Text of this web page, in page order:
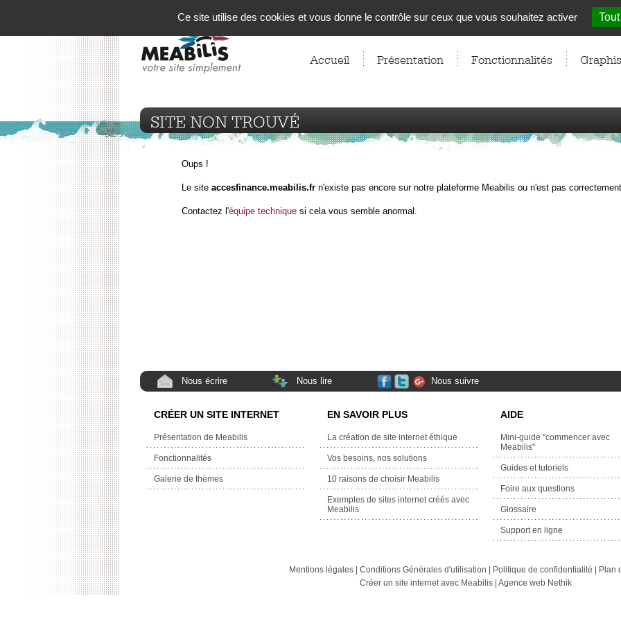
Accueil Présentation Fonctionnalités
SITE NON TROUVÉ
Oups !
Le site accesfinance.meabilis.fr n'existe pas encore sur notre plateforme Meabilis ou n'est pas
Contactez l'équipe technique si cela vous semble anormal.
Nous écrire Nous lire Nous suivre
CRÉER UN SITE INTERNET
Présentation de Meabilis
Fonctionnalités
Galerie de thèmes
EN SAVOIR PLUS
La création de site internet éthique
Vos besoins, nos solutions
10 raisons de choisir Meabilis
Exemples de sites internet créés avec
Meabilis
AIDE
Mini-guide "commencer avec
Meabilis"
Guides et tutoriels
Foire aux questions
Glossaire
Support en ligne
Mentions légales| Conditions Générales d'utilisation Politique de confidentialité
Plan
Créer un site internet avec Meabilis Agence web Nethik
Ce site utilise des cookies et vous donne le contrôle sur ceux que vous souhaitez activer